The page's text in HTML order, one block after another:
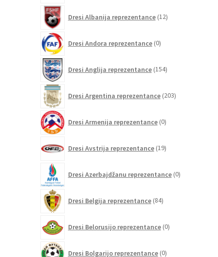
Dresi Albanija reprezentance 12izdelkov
Dresi Andora reprezentance 0izdelkov
Dresi Anglija reprezentance 154izdelkov
Dresi Argentina reprezentance 203izdelki
Dresi Armenija reprezentance 0izdelkov
Dresi Avstrija reprezentance 19izdelkov
Dresi Azerbajdžanu reprezentance 0izdelkov
Dresi Belgija reprezentance 84izdelkov
Dresi Belorusijo reprezentance 0izdelkov
Dresi Bolgarijo reprezentance 0